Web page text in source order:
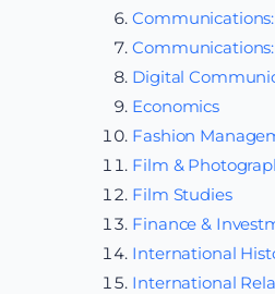
Digital
Economics
Fashion
Film &
Film Studies
Finance &
International
International